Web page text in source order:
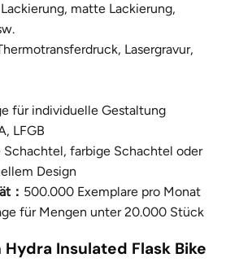
matte Lackierung,
Lasergravur,
für individuelle Gestaltung
LFGB
Schachtel, farbige Schachtel oder
Design
： 500.000 Exemplare pro Monat
für Mengen unter 20.000 Stück
Insulated Flask Bike